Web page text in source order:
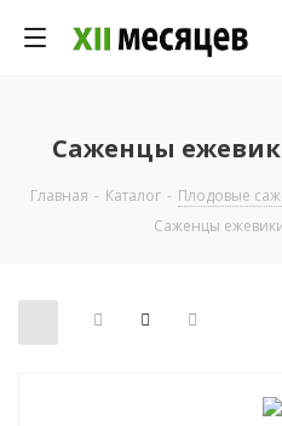
Саженцы
Главная - Каталог - Плодовые
Саженцы